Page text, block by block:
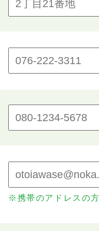
※携帯のアドレスの